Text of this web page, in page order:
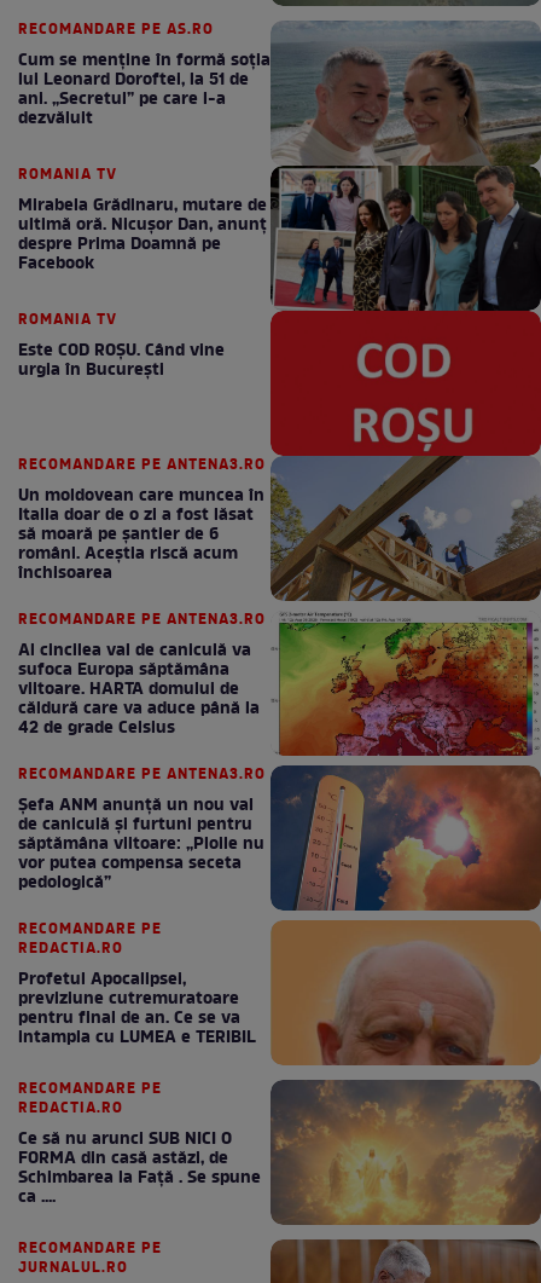
RECOMANDARE PE AS.RO
Cum se menţine în formă soţia
lui Leonard Doroftei, la 51 de
ani. „Secretul” pe care l-a
dezvăluit
ROMANIA TV
Mirabela Grădinaru, mutare de
ultimă oră. Nicuşor Dan, anunţ
despre Prima Doamnă pe
Facebook
ROMANIA TV
Este COD ROŞU. Când vine
urgia în Bucureşti
RECOMANDARE PE ANTENA3.RO
Un moldovean care muncea în
Italia doar de o zi a fost lăsat
să moară pe şantier de 6
români. Aceștia riscă acum
închisoarea
RECOMANDARE PE ANTENA3.RO
Al cincilea val de caniculă va
sufoca Europa săptămâna
viitoare. HARTA domului de
căldură care va aduce până la
42 de grade Celsius
RECOMANDARE PE ANTENA3.RO
Șefa ANM anunță un nou val
de caniculă și furtuni pentru
săptămâna viitoare: „Ploile nu
vor putea compensa seceta
pedologică”
RECOMANDARE PE
REDACTIA.RO
Profetul Apocalipsei,
previziune cutremuratoare
pentru final de an. Ce se va
intampla cu LUMEA e TERIBIL
RECOMANDARE PE
REDACTIA.RO
Ce să nu arunci SUB NICI O
FORMA din casă astăzi, de
Schimbarea la Față . Se spune
ca ....
RECOMANDARE PE
JURNALUL.RO